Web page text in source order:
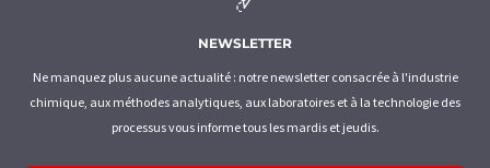
NEWSLETTER
Ne manquez plus aucune actualité : notre newsletter consacrée à l'industrie
chimique, aux méthodes analytiques, aux laboratoires et à la technologie des
processus vous informe tous les mardis et jeudis.